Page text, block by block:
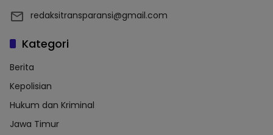
redaksitransparansi@gmail.com
Kategori
Berita
Kepolisian
Hukum dan Kriminal
Jawa Timur